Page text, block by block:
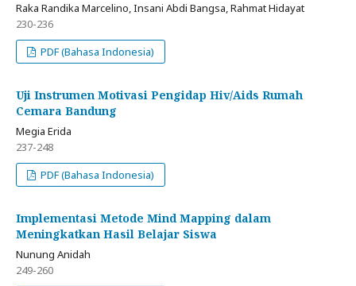
Raka Randika Marcelino, Insani Abdi Bangsa, Rahmat Hidayat
230-236
PDF (Bahasa Indonesia)
Uji Instrumen Motivasi Pengidap Hiv/Aids Rumah
Cemara Bandung
Megia Erida
237-248
PDF (Bahasa Indonesia)
Implementasi Metode Mind Mapping dalam
Meningkatkan Hasil Belajar Siswa
Nunung Anidah
249-260